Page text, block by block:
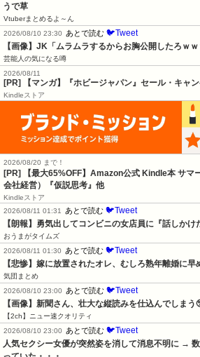
うで草
Vtuberまとめるよ～ん
2026/08/10 23:30
あとで読む 🐦Tweet
【画像】JK「ムラムラするからお胸公開したろｗｗ
芸能人の気になる噂
2026/08/11
[PR] 【マンガ】『ホビージャパン』セール・キャ
Kindleストア
2026/08/20 まで！
[PR]
【最大65%OFF】Amazon公式 Kindle本 サマ
会社経営）『仮説思考』他
Kindleストア
2026/08/11 01:31
あとで読む 🐦Tweet
【朗報】勇気出してコンビニの女店員に『話しか
おうまがタイムズ
2026/08/11 01:30
あとで読む 🐦Tweet
【悲惨】嫁に放置されたオレ、むしろ熟年離婚に
気団まとめ
2026/08/10 23:00
あとで読む 🐦Tweet
【画像】新聞さん、壮大な縦読みを仕込んでしまう
【2ch】ニュー速クオリティ
2026/08/10 23:00
あとで読む 🐦Tweet
人気セクシー女優が突然姿を消して消息不明に →